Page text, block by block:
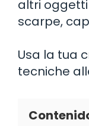
altri
scarpe,
Usa la tua
tecniche